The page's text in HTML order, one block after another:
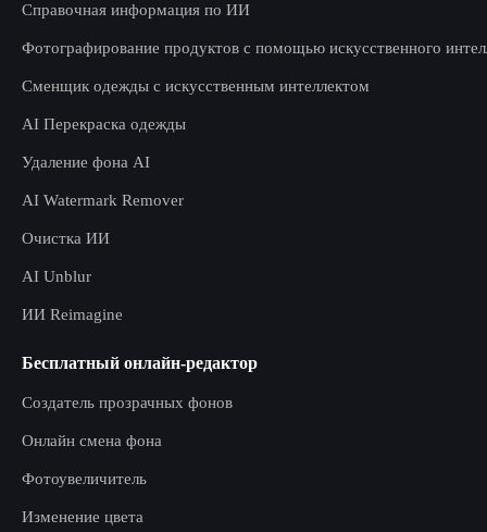
Справочная информация по ИИ
Фотографирование продуктов с помощью искусственного
Сменщик одежды с искусственным интеллектом
AI Перекраска одежды
Удаление фона AI
AI Watermark Remover
Очистка ИИ
AI Unblur
ИИ Reimagine
Бесплатный онлайн-редактор
Создатель прозрачных фонов
Онлайн смена фона
Фотоувеличитель
Изменение цвета